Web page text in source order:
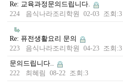
Re: 교육과정문의드립니다.
224 음식나라조리학원 02-03 조회:3
Re: 퓨전생활요리 문의
223 음식나라조리학원 04-23 조회:3
문의드립니다..
222 최혜림 08-22 조회:3